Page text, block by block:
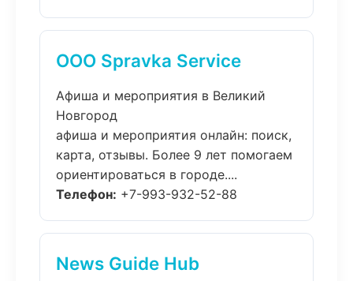
ООО Spravka Service
Афиша и мероприятия в Великий
Новгород
афиша и мероприятия онлайн: поиск,
карта, отзывы. Более 9 лет помогаем
ориентироваться в городе....
Телефон: +7-993-932-52-88
News Guide Hub